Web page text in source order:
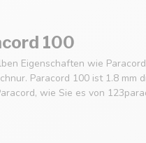
100
Eigenschaften wie
Paracord 100 ist 1.8 mm
wie Sie es von